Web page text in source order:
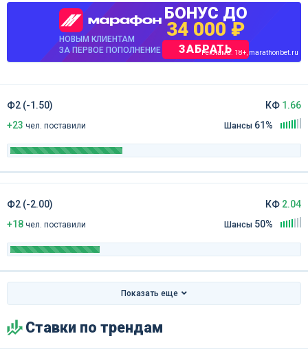
НОВЫМ КЛИЕНТАМ
ЗА ПЕРВОЕ ПОПОЛНЕНИЕ
БОНУС ДО
34 000 ₽
ЗАБРАТЬ
Реклама. 18+, marathonbet.ru
Ф2 (-1.50)
+23 чел. поставили
КФ 1.66
Шансы 61%
Ф2 (-2.00)
+18 чел. поставили
КФ 2.04
Шансы 50%
Показать еще
Ставки по трендам